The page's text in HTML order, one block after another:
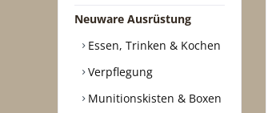
Neuware Ausrüstung
Essen, Trinken & Kochen
Verpflegung
Munitionskisten & Boxen